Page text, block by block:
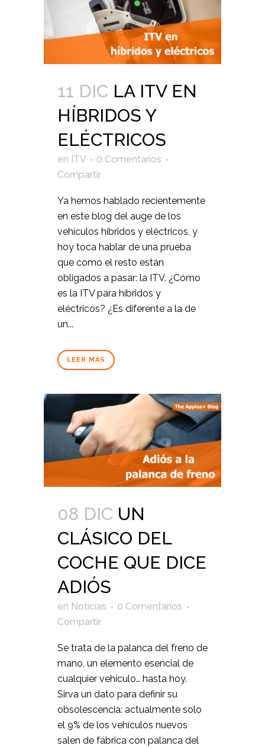
11 DIC LA ITV EN
HÍBRIDOS Y
ELÉCTRICOS
en ITV
0 Comentarios
Compartir
Ya hemos hablado recientemente
en este blog del auge de los
vehículos híbridos y eléctricos, y
hoy toca hablar de una prueba
que como el resto están
obligados a pasar: la ITV. ¿Cómo
es la ITV para híbridos y
eléctricos? ¿Es diferente a la de
un...
LEER MÁS
08 DIC UN
CLÁSICO DEL
COCHE QUE DICE
ADIÓS
en Noticias
0 Comentarios
Compartir
Se trata de la palanca del freno de
mano, un elemento esencial de
cualquier vehículo… hasta hoy.
Sirva un dato para definir su
obsolescencia: actualmente solo
el 9% de los vehículos nuevos
salen de fábrica con palanca del